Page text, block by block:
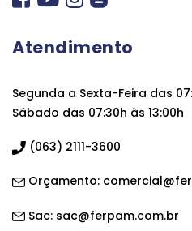
Atendimento
Segunda a Sexta-Feira das
Sábado das 07:30h às 13:00h
(063) 2111-3600
Orçamento:
Sac: sac@ferpam.com.br